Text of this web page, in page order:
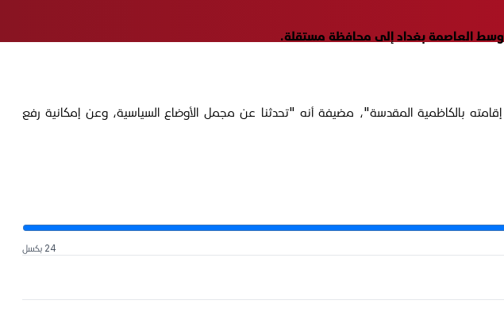
وسط العاصمة بغداد إلى محافظة مستقلة.
بالكاظمية المقدسة"، مضيفة أنه "تحدثنا عن مجمل الأوضاع السياسية، وعن إمكانية رفع
24 بكسل